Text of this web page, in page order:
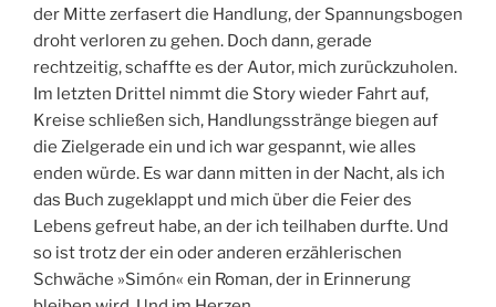
der Mitte zerfasert die Handlung, der Spannungsbogen
droht verloren zu gehen. Doch dann, gerade
rechtzeitig, schaffte es der Autor, mich zurückzuholen.
Im letzten Drittel nimmt die Story wieder Fahrt auf,
Kreise schließen sich, Handlungsstränge biegen auf
die Zielgerade ein und ich war gespannt, wie alles
enden würde. Es war dann mitten in der Nacht, als ich
das Buch zugeklappt und mich über die Feier des
Lebens gefreut habe, an der ich teilhaben durfte. Und
so ist trotz der ein oder anderen erzählerischen
Schwäche »Simón« ein Roman, der in Erinnerung